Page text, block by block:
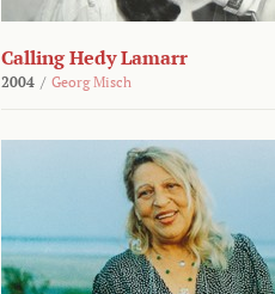
Calling Hedy Lamarr
2004 / Georg Misch